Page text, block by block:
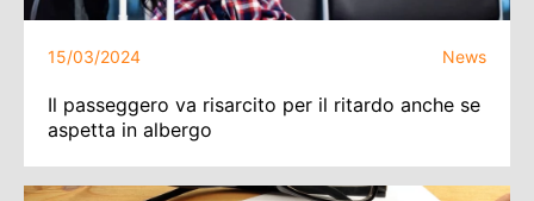
15/03/2024 News
Il passeggero va risarcito per il ritardo anche se
aspetta in albergo